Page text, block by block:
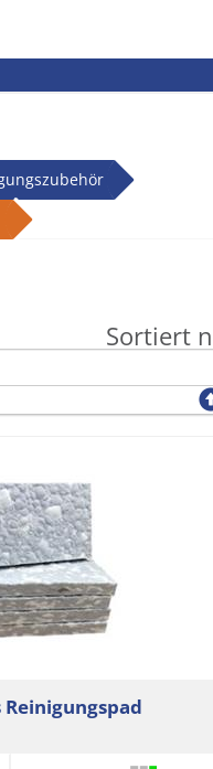
Sortiert